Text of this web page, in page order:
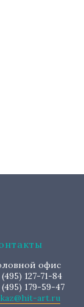
офис
(495) 127-71-84
(495) 179-59-47
art.ru